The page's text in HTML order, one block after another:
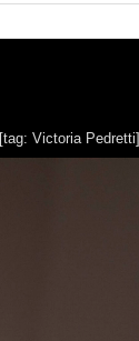
[tag: Victoria Pedretti]